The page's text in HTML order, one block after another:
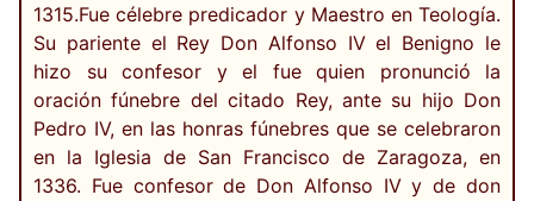
1315.Fue célebre predicador y Maestro en Teología.
Su pariente el Rey Don Alfonso IV el Benigno le
hizo su confesor y el fue quien pronunció la
oración fúnebre del citado Rey, ante su hijo Don
Pedro IV, en las honras fúnebres que se celebraron
en la Iglesia de San Francisco de Zaragoza, en
1336. Fue confesor de Don Alfonso IV y de don